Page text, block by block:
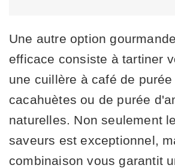
Une autre option
efficace consiste à tartiner
une cuillère à café de purée
cacahuètes ou de purée
naturelles. Non seulement
saveurs est exceptionnel,
combinaison vous garantit